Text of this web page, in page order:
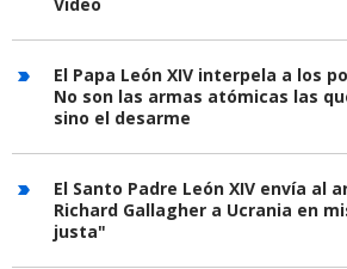
Video
El Papa León XIV interpela a los
No son las armas atómicas las
sino el desarme
El Santo Padre León XIV envía al
Richard Gallagher a Ucrania en
justa"